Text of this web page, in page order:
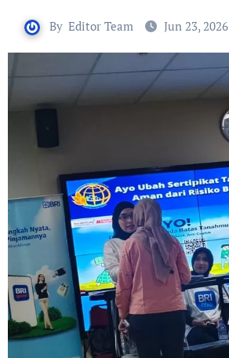
By Editor Team Jun 23, 2026